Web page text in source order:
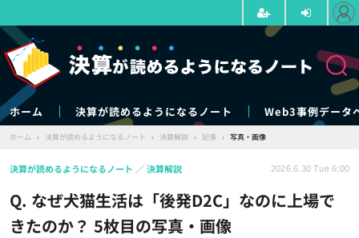
ホーム 決算が読めるようになるノート Web3事例データ
ホーム › 決算が読めるようになるノート › 決算解説 › 記事 › 写真・画像
Q. なぜ犬猫生活は「後発D2C」なのに上場で
きたのか？ 5枚目の写真・画像
決算が読めるようになるノート 決算解説 2026.6.30 Tue 6:00